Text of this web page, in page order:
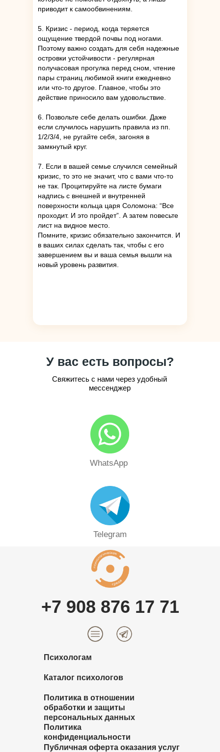
приводит к самообвинениям.
5. Кризис - период, когда теряется
ощущение твердой почвы под ногами.
Поэтому важно создать для себя надежные
островки устойчивости - регулярная
получасовая прогулка перед сном, чтение
пары страниц любимой книги ежедневно
или что-то другое. Главное, чтобы это
действие приносило вам удовольствие.
6. Позвольте себе делать ошибки. Даже
если случилось нарушить правила из пп.
1/2/3/4, не ругайте себя, загоняя в
замкнутый круг.
7. Если в вашей семье случился семейный
кризис, то это не значит, что с вами что-то
не так. Процитируйте на листе бумаги
надпись с внешней и внутренней
поверхности кольца царя Соломона: “Все
проходит. И это пройдет”. А затем повесьте
лист на видное место.
Помните, кризис обязательно закончится. И
в ваших силах сделать так, чтобы с его
завершением вы и ваша семья вышли на
новый уровень развития.
У вас есть вопросы?
Свяжитесь с нами через удобный
мессенджер
Telegram
WhatsApp
Политика в отношении
обработки и защиты
персональных данных
Политика
конфиденциальности
Публичная оферта оказания услуг
Психологам
Каталог психологов
+7 908 876 17 71